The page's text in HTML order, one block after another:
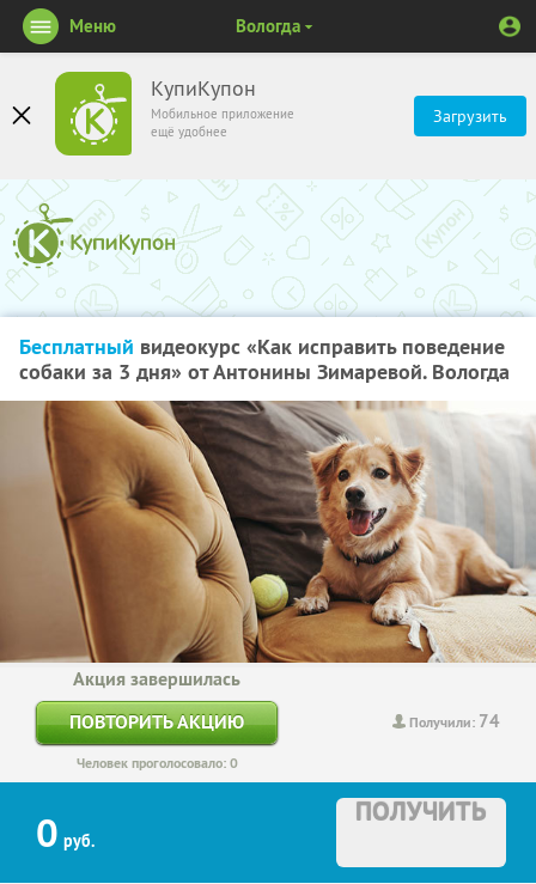
КупиКупон
Мобильное приложение
ещё удобнее
Загрузить
Меню Вологда
Бесплатный видеокурс «Как исправить поведение
собаки за 3 дня» от Антонины Зимаревой. Вологда
Получили: 74
Акция завершилась
ПОВТОРИТЬ АКЦИЮ
Человек проголосовало: 0
0 руб.
ПОЛУЧИТЬ